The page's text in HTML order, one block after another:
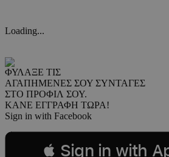
Loading...
ΦΥΛΑΞΕ ΤΙΣ
ΑΓΑΠΗΜΕΝΕΣ ΣΟΥ ΣΥΝΤΑΓΕΣ
ΣΤΟ ΠΡΟΦΙΛ ΣΟΥ.
ΚΑΝΕ ΕΓΓΡΑΦΗ ΤΩΡΑ!
Sign in with Facebook
 Sign in with